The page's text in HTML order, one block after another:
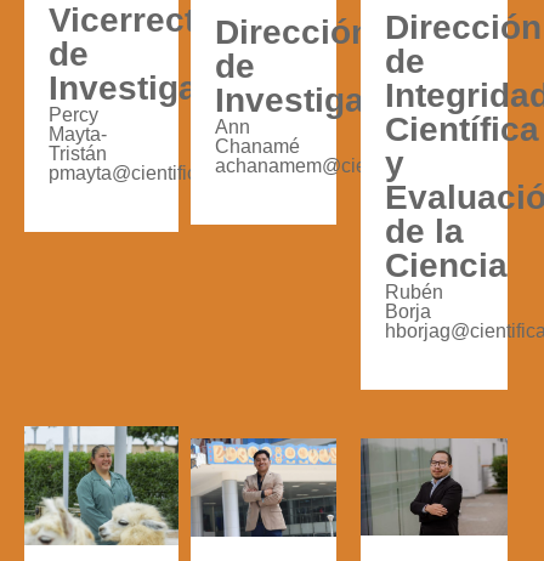
Vicerrector
de
Investigación
Percy
Mayta-
Tristán
pmayta@cientifica.edu.pe
Dirección
de
Investigación
Ann
Chanamé
achanamem@cientifica.edu.pe
Dirección
de
Científica
y
de la
Ciencia
Rubén
Borja